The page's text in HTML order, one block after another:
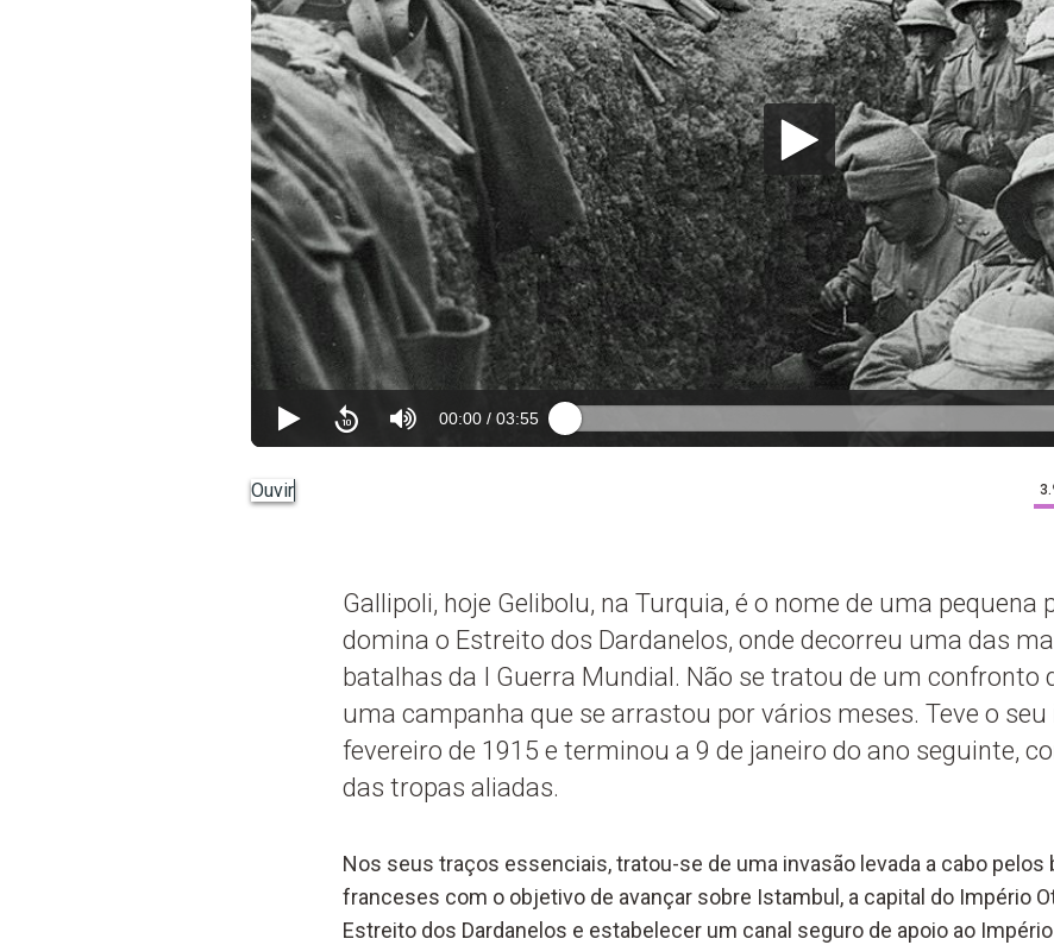
00:00 / 03:55
Ouvir
Gallipoli, hoje Gelibolu, na Turquia, é o nome de uma pequena
domina o Estreito dos Dardanelos, onde decorreu uma das
batalhas da I Guerra Mundial. Não se tratou de um confronto
uma campanha que se arrastou por vários meses. Teve o seu
fevereiro de 1915 e terminou a 9 de janeiro do ano seguinte,
das tropas aliadas.
Nos seus traços essenciais, tratou-se de uma invasão levada a cabo pelos
franceses com o objetivo de avançar sobre Istambul, a capital do Império
Estreito dos Dardanelos e estabelecer um canal seguro de apoio ao